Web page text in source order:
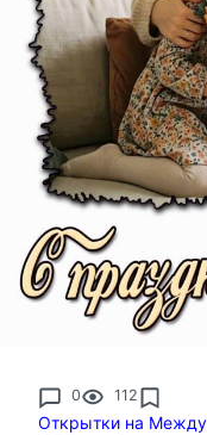
0 112
Открытки на